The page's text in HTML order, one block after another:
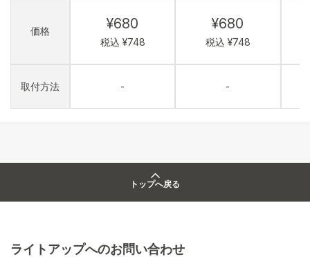
価格
取付方法
¥680
税込 ¥748
-
¥680
税込 ¥748
-
トップへ戻る
ライトアップへのお問い合わせ